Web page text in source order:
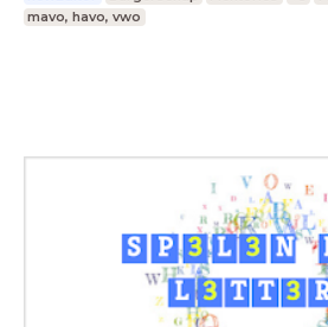
mavo, havo, vwo